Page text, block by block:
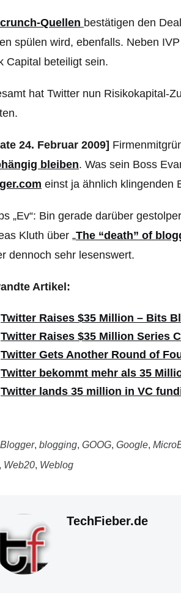
Quellen bestätigen den
spülen wird, ebenfalls. Neben
Capital beteiligt sein.
hat Twitter nun Risikokapital-
24. Februar 2009]
bleiben. Was sein Boss
einst ja ähnlich klingenden
„Ev“: Bin gerade darüber
Kluth über „The “death” of
dennoch sehr lesenswert.
Artikel:
Twitter Raises $35 Million – Bits
Twitter Raises $35 Million Series
Twitter Gets Another Round of
Twitter bekommt mehr als 35
Twitter lands 35 million in VC
Blogger, blogging, GOOG, Google,
, Web20, Weblog
TechFieber.de